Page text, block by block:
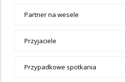
Partner na wesele
Przyjaciele
Przypadkowe spotkania